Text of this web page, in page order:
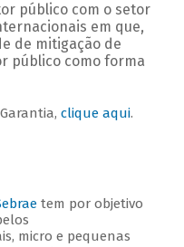
público com o setor
em que,
de mitigação de
público como forma
clique aqui.
tem por objetivo
micro e pequenas